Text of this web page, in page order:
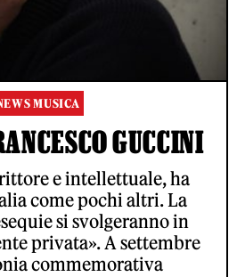
MUSICA
GUCCINI
e intellettuale, ha
come pochi altri. La
si svolgeranno in
privata». A settembre
commemorativa